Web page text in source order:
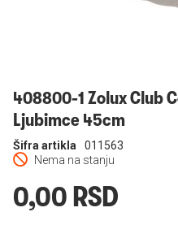
408800-1 Zolux Club
Ljubimce 45cm
Nema na stanju
Šifra artikla 011563
0,00 RSD